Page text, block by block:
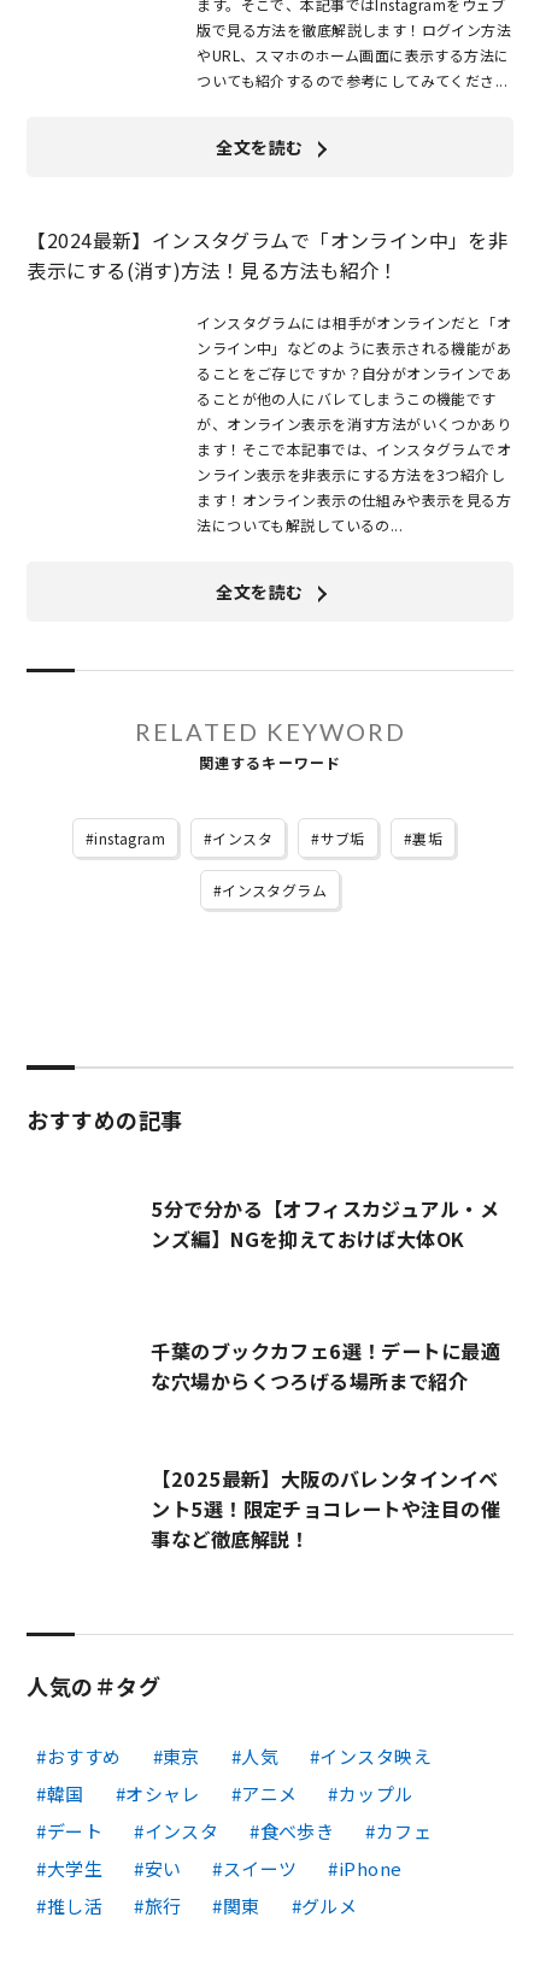
ます。そこで、本記事ではInstagramをウェブ
版で見る方法を徹底解説します！ログイン方法
やURL、スマホのホーム画面に表示する方法に
ついても紹介するので参考にしてみてくださ...
全文を読む
【2024最新】インスタグラムで「オンライン中」を非
表示にする(消す)方法！見る方法も紹介！
インスタグラムには相手がオンラインだと「オ
ンライン中」などのように表示される機能があ
ることをご存じですか？自分がオンラインであ
ることが他の人にバレてしまうこの機能です
が、オンライン表示を消す方法がいくつかあり
ます！そこで本記事では、インスタグラムでオ
ンライン表示を非表示にする方法を3つ紹介し
ます！オンライン表示の仕組みや表示を見る方
法についても解説しているの...
全文を読む
RELATED KEYWORD
関連するキーワード
instagram インスタ サブ垢 裏垢
インスタグラム
おすすめの記事
5分で分かる【オフィスカジュアル・メ
ンズ編】NGを抑えておけば大体OK
千葉のブックカフェ6選！デートに最適
な穴場からくつろげる場所まで紹介
【2025最新】大阪のバレンタインイベ
ント5選！限定チョコレートや注目の催
事など徹底解説！
人気の＃タグ
おすすめ 東京 人気
インスタ映え
韓国
オシャレ アニメ
カップル
デート
インスタ 食べ歩き
カフェ
大学生
安い スイーツ
iPhone
推し活
旅行 関東 グルメ